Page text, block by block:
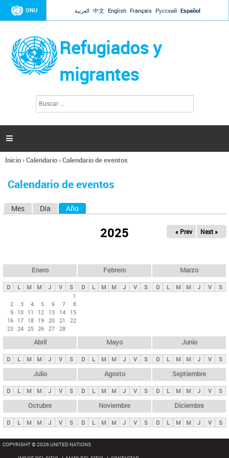
Jump to navigation
ONU العربية 中文 English Français Русский Español
Refugiados y
migrantes
l
d
s

Se
usted
Inicio›Calendario›Calendario de eventos
Calendario de eventos
s
p
n
i
p
a
l
s
Mes Día Año
2025 « Prev Next »
Enero
D L M M J V
S
1
2
3 4 5 6 7
8
9 10 11 12 13 14
15
16 17 18 19 20 21
22
23 24 25 26 27 28
Febrero
D L M M J V S
Marzo
D L M M J V S
Abril
D L M M J V S
Mayo
D L M M J V S
Junio
D L M M J V S
Julio
D L M M J V S
Agosto
D L M M J V S
Septiembre
D L M M J V S
Octubre
D L M M J V S
Noviembre
D L M M J V S
Diciembre
D L M M J V S
COPYRIGHT © 2026 UNITED NATIONS